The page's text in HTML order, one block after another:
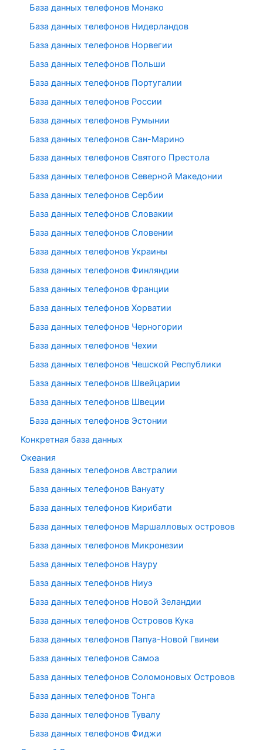
База данных телефонов Монако
База данных телефонов Нидерландов
База данных телефонов Норвегии
База данных телефонов Польши
База данных телефонов Португалии
База данных телефонов России
База данных телефонов Румынии
База данных телефонов Сан-Марино
База данных телефонов Святого Престола
База данных телефонов Северной Македонии
База данных телефонов Сербии
База данных телефонов Словакии
База данных телефонов Словении
База данных телефонов Украины
База данных телефонов Финляндии
База данных телефонов Франции
База данных телефонов Хорватии
База данных телефонов Черногории
База данных телефонов Чехии
База данных телефонов Чешской Республики
База данных телефонов Швейцарии
База данных телефонов Швеции
База данных телефонов Эстонии
Конкретная база данных
Океания
База данных телефонов Австралии
База данных телефонов Вануату
База данных телефонов Кирибати
База данных телефонов Маршалловых островов
База данных телефонов Микронезии
База данных телефонов Науру
База данных телефонов Ниуэ
База данных телефонов Новой Зеландии
База данных телефонов Островов Кука
База данных телефонов Папуа-Новой Гвинеи
База данных телефонов Самоа
База данных телефонов Соломоновых Островов
База данных телефонов Тонга
База данных телефонов Тувалу
База данных телефонов Фиджи